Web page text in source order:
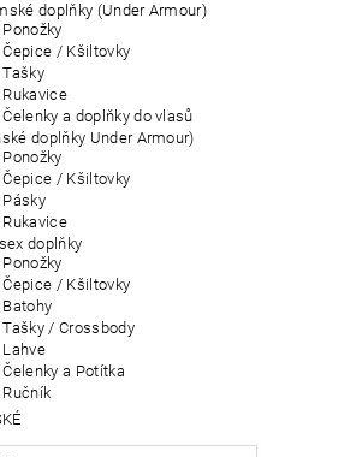
doplňky (Under Armour)
Ponožky
Čepice / Kšiltovky
Tašky
Rukavice
Čelenky a doplňky do vlasů
doplňky Under Armour)
Ponožky
Čepice / Kšiltovky
Pásky
Rukavice
doplňky
Ponožky
Čepice / Kšiltovky
Batohy
Tašky / Crossbody
Lahve
Čelenky a Potítka
Ručník